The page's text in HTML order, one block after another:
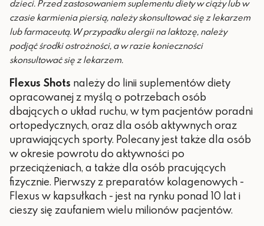
dzieci. Przed zastosowaniem suplementu diety w ciąży lub w
czasie karmienia piersią, należy skonsultować się z lekarzem
lub farmaceutą. W przypadku alergii na laktozę, należy
podjąć środki ostrożności, a w razie konieczności
skonsultować się z lekarzem.
Flexus Shots należy do linii suplementów diety
opracowanej z myślą o potrzebach osób
dbających o układ ruchu, w tym pacjentów poradni
ortopedycznych, oraz dla osób aktywnych oraz
uprawiających sporty. Polecany jest także dla osób
w okresie powrotu do aktywności po
przeciążeniach, a także dla osób pracujących
fizycznie. Pierwszy z preparatów kolagenowych -
Flexus w kapsułkach - jest na rynku ponad 10 lat i
cieszy się zaufaniem wielu milionów pacjentów.